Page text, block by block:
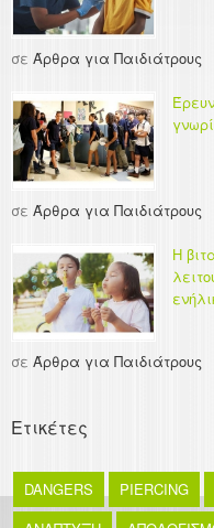
σε Άρθρα για Παιδιάτρους
σε Άρθρα για Παιδιάτρους
Η
σε Άρθρα για Παιδιάτρους
Ετικέτες
DANGERS PIERCING